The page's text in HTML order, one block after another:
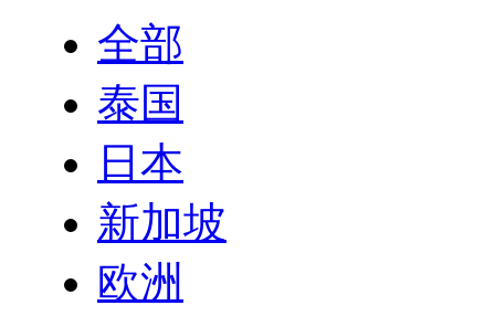
全部
泰国
日本
新加坡
欧洲